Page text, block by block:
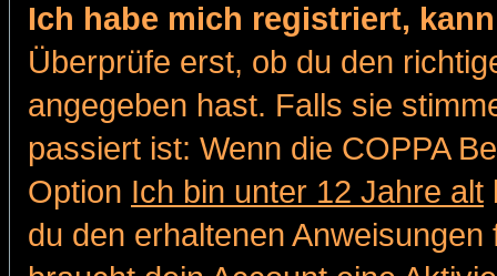
Ich habe mich registriert,
Überprüfe erst, ob du den
angegeben hast. Falls sie
passiert ist: Wenn die COPPA
Option Ich bin unter 12 Jahre alt
du den erhaltenen